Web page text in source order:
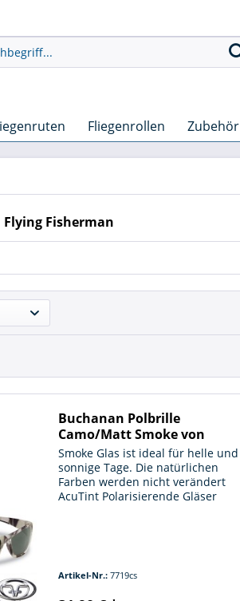
Fliegenrollen Zubehör
Fisherman
Buchanan Polbrille
Camo/Matt Smoke von
Flying...
Smoke Glas ist ideal für helle und
sonnige Tage. Die natürlichen
Farben werden nicht verändert
AcuTint Polarisierende Gläser
Artikel-Nr.: 7719cs